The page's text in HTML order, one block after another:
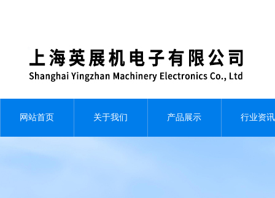
网站首页 关于我们 产品展示 行业资讯